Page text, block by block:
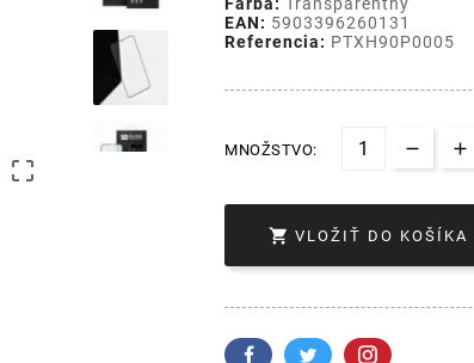

EAN: 5903396260131
Referencia: PTXH90P0005
MNOŽSTVO:
 VLOŽIŤ DO KOŠÍKA